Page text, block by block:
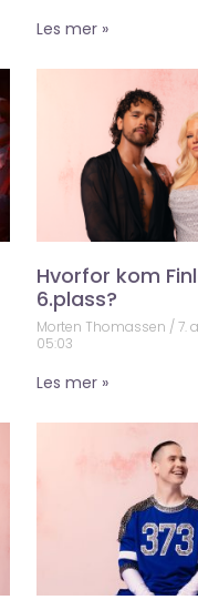
Les mer »
Hvorfor kom
6.plass?
Morten Thomassen 7.
05:03
Les mer »